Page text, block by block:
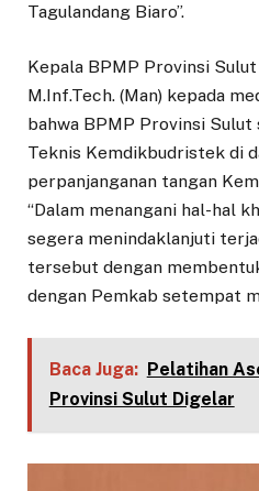
Tagulandang Biaro”.
Kepala BPMP Provinsi Sulut
M.Inf.Tech. (Man) kepada
bahwa BPMP Provinsi
Teknis Kemdikbudristek di
perpanjanganan tangan
“Dalam menangani hal-hal
segera menindaklanjuti
tersebut dengan
dengan Pemkab setempat
Baca Juga: Pelatihan
Provinsi Sulut Digelar